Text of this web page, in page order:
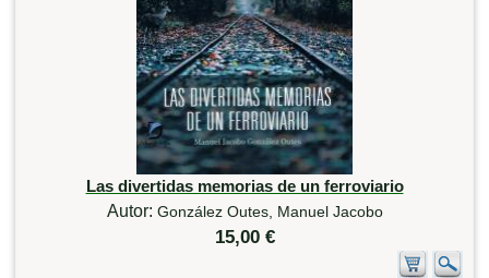
Las divertidas memorias de un ferroviario
Autor: González Outes, Manuel Jacobo
15,00 €